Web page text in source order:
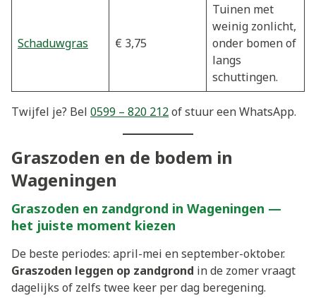
Schaduwgras € 3,75
Tuinen met
weinig zonlicht,
onder bomen of
langs
schuttingen.
Twijfel je? Bel 0599 – 820 212of stuur een WhatsApp.
Graszoden en de bodem in
Wageningen
Graszoden en zandgrond in Wageningen —
het juiste moment kiezen
De beste periodes: april-mei en september-oktober.
Graszoden leggen op zandgrond in de zomer vraagt
dagelijks of zelfs twee keer per dag beregening.